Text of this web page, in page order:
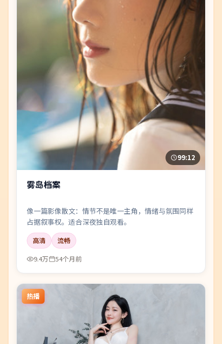
99:12
雾岛档案
像一篇影像散文：情节不是唯一主角，情绪与氛围同样
占据叙事权。适合深夜独自观看。
高清
流畅
9.4万
54个月前
热播